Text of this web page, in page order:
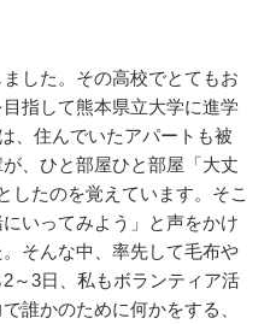
した。その高校でとてもお
指して熊本県立大学に進学
、住んでいたアパートも被
、ひと部屋ひと部屋「大丈
したのを覚えています。そこ
いってみよう」と声をかけ
そんな中、率先して毛布や
～3日、私もボランティア活
誰かのために何かをする、